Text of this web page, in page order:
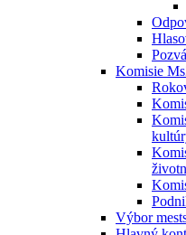
Komisie
Výbor